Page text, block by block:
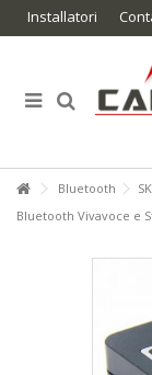
Installatori
Bluetooth
Bluetooth Vivavoce e